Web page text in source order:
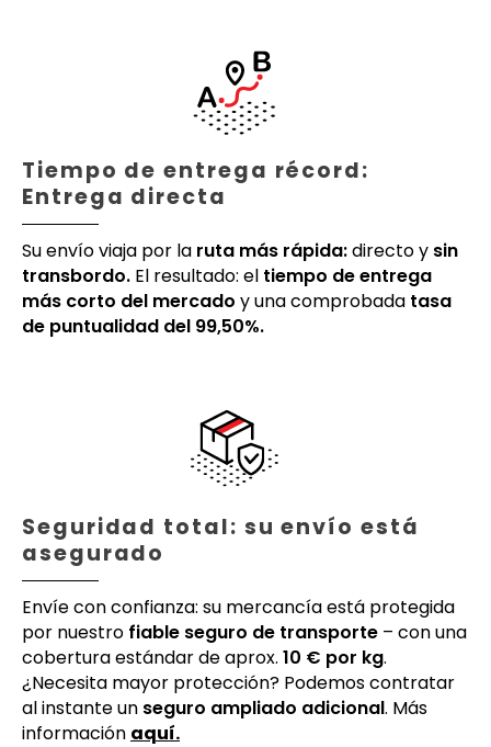
Tiempo de entrega récord:
Entrega directa
Su envío viaja por la ruta más rápida:directo y sin
transbordo. El resultado: el tiempo de entrega
más corto del mercado y una comprobada tasa
de puntualidad del 99,50%.
Seguridad total: su envío está
asegurado
Envíe con confianza: su mercancía está protegida
por nuestro fiable seguro de transporte – con una
cobertura estándar de aprox. 10 € por kg.
¿Necesita mayor protección? Podemos contratar
al instante un seguro ampliado adicional. Más
información aquí.